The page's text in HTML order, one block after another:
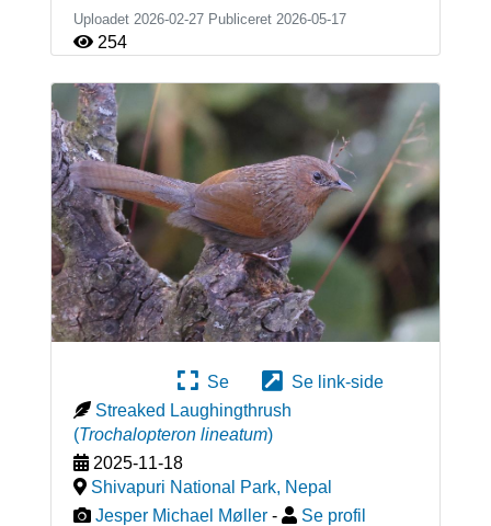
Uploadet 2026-02-27 Publiceret 2026-05-17
254
Se
Se link-side
Streaked Laughingthrush
(Trochalopteron lineatum)
2025-11-18
Shivapuri National Park, Nepal
Jesper Michael Møller - Se profil